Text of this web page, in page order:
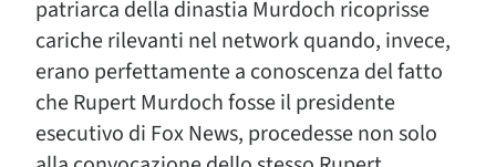
patriarca della dinastia Murdoch ricoprisse
cariche rilevanti nel network quando, invece,
erano perfettamente a conoscenza del fatto
che Rupert Murdoch fosse il presidente
esecutivo di Fox News, procedesse non solo